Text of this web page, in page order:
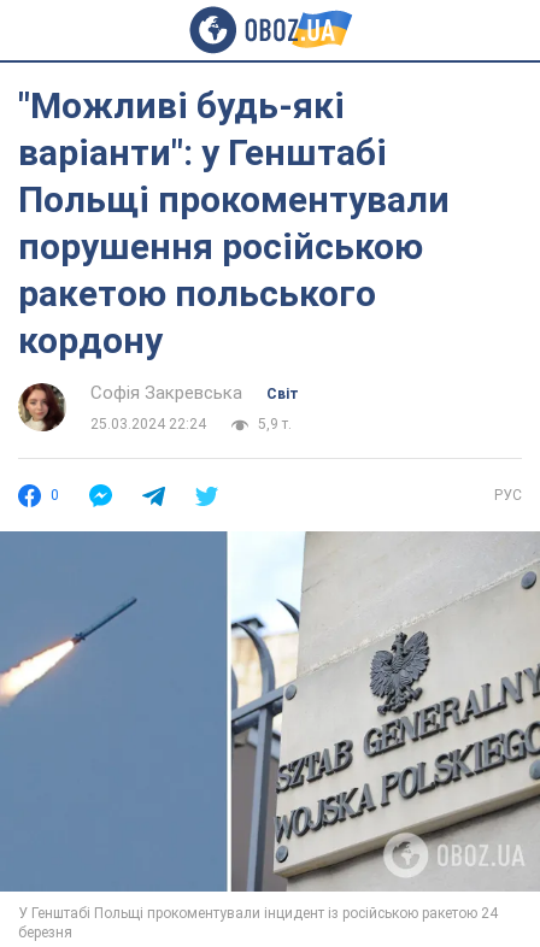
"Можливі будь-які
варіанти": у Генштабі
Польщі прокоментували
порушення російською
ракетою польського
кордону
Софія Закревська
Світ
25.03.2024 22:24
5,9 т.
0 РУС